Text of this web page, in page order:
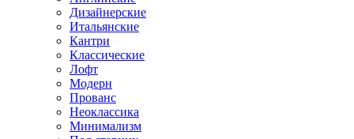
Дизайнерские
Итальянские
Кантри
Классические
Лофт
Модерн
Прованс
Неоклассика
Минимализм